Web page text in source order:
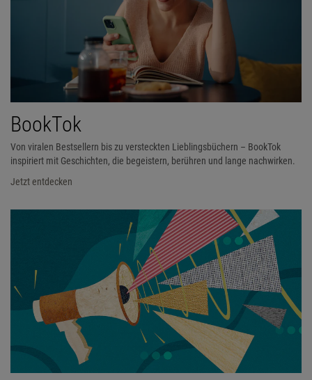
BookTok
Von viralen Bestsellern bis zu versteckten Lieblingsbüchern – BookTok
inspiriert mit Geschichten, die begeistern, berühren und lange nachwirken.
Jetzt entdecken